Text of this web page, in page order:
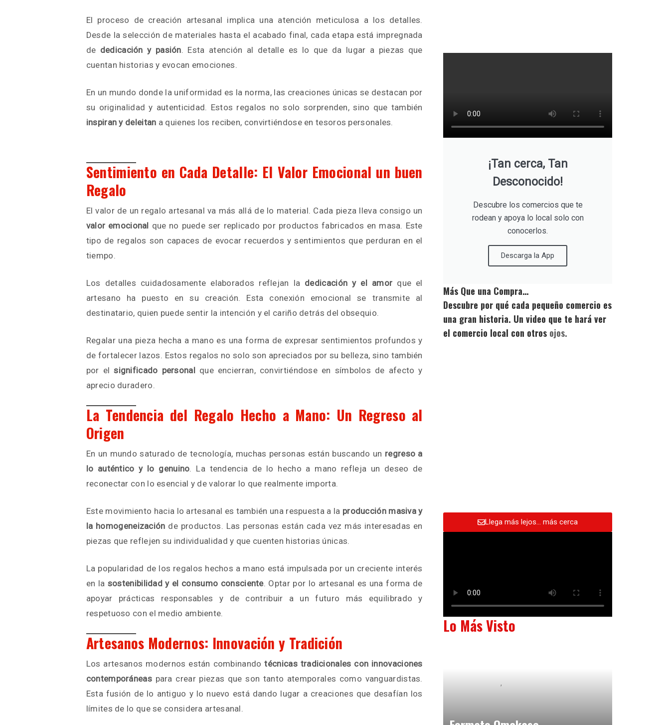
El proceso de creación artesanal implica una atención meticulosa a los detalles.
Desde la selección de materiales hasta el acabado final, cada etapa está impregnada
de dedicación y pasión. Esta atención al detalle es lo que da lugar a piezas que
cuentan historias y evocan emociones.
En un mundo donde la uniformidad es la norma, las creaciones únicas se destacan por
su originalidad y autenticidad. Estos regalos no solo sorprenden, sino que también
inspiran y deleitan a quienes los reciben, convirtiéndose en tesoros personales.
Sentimiento en Cada Detalle: El Valor Emocional un buen
Regalo
El valor de un regalo artesanal va más allá de lo material. Cada pieza lleva consigo un
valor emocional que no puede ser replicado por productos fabricados en masa. Este
tipo de regalos son capaces de evocar recuerdos y sentimientos que perduran en el
tiempo.
Los detalles cuidadosamente elaborados reflejan la dedicación y el amor que el
artesano ha puesto en su creación. Esta conexión emocional se transmite al
destinatario, quien puede sentir la intención y el cariño detrás del obsequio.
Regalar una pieza hecha a mano es una forma de expresar sentimientos profundos y
de fortalecer lazos. Estos regalos no solo son apreciados por su belleza, sino también
por elsignificado personalque encierran, convirtiéndose en símbolos de afecto y
aprecio duradero.
La Tendencia del Regalo Hecho a Mano: Un Regreso al
Origen
En un mundo saturado de tecnología, muchas personas están buscando un regreso a
lo auténtico y lo genuino. La tendencia de lo hecho a mano refleja un deseo de
reconectar con lo esencial y de valorar lo que realmente importa.
Este movimiento hacia lo artesanal es también una respuesta a la producción masiva y
la homogeneización de productos. Las personas están cada vez más interesadas en
piezas que reflejen su individualidad y que cuenten historias únicas.
La popularidad de los regalos hechos a mano está impulsada por un creciente interés
en la sostenibilidad y el consumo consciente. Optar por lo artesanal es una forma de
apoyar prácticas responsables y de contribuir a un futuro más equilibrado y
respetuoso con el medio ambiente.
Artesanos Modernos: Innovación y Tradición
Los artesanos modernos están combinandotécnicas tradicionales con innovaciones
contemporáneaspara crear piezas que son tanto atemporales como vanguardistas.
Esta fusión de lo antiguo y lo nuevo está dando lugar a creaciones que desafían los
límites de lo que se considera artesanal.
¡Tan cerca, Tan
Desconocido!
Descubre los comercios que te
rodean y apoya lo local solo con
conocerlos.
Descarga la App
Más Que una Compra…
Descubre por qué cada pequeño comercio es
una gran historia. Un video que te hará ver
el comercio local con otros ojos.
Llega más lejos… más cerca
Lo Más Visto